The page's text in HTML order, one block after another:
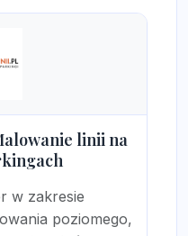
linii na
w zakresie
poziomego,